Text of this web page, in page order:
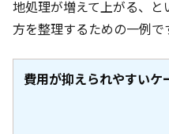
地処理が増えて上がる、
方を整理するための一例で
費用が抑えられやすいケ